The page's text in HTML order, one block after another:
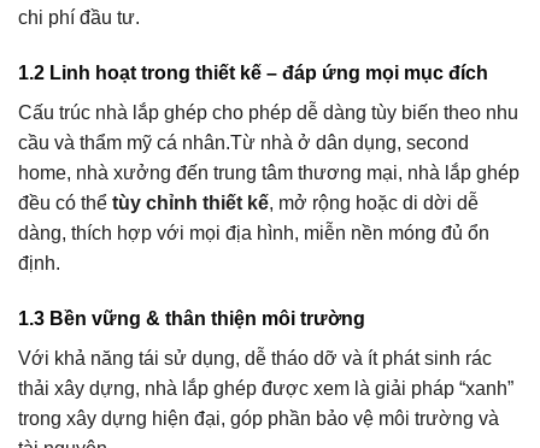
chi phí đầu tư.
1.2 Linh hoạt trong thiết kế – đáp ứng mọi mục đích
Cấu trúc nhà lắp ghép cho phép dễ dàng tùy biến theo nhu
cầu và thẩm mỹ cá nhân.Từ nhà ở dân dụng, second
home, nhà xưởng đến trung tâm thương mại, nhà lắp ghép
đều có thể tùy chỉnh thiết kế, mở rộng hoặc di dời dễ
dàng, thích hợp với mọi địa hình, miễn nền móng đủ ổn
định.
1.3 Bền vững & thân thiện môi trường
Với khả năng tái sử dụng, dễ tháo dỡ và ít phát sinh rác
thải xây dựng, nhà lắp ghép được xem là giải pháp “xanh”
trong xây dựng hiện đại, góp phần bảo vệ môi trường và